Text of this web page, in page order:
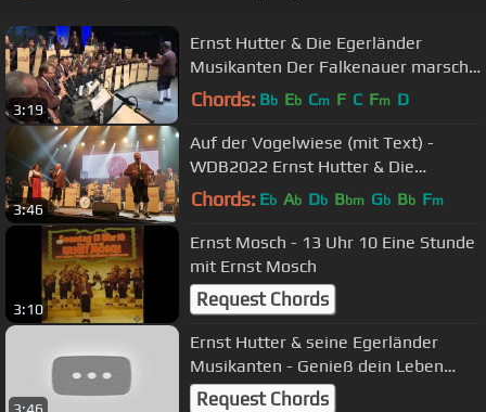
3:19
Ernst Hutter & Die Egerländer
Musikanten Der Falkenauer marsch
(8)
Chords: Bb Eb Cm F C Fm D
3:46
Auf der Vogelwiese (mit Text) -
WDB2022 Ernst Hutter & Die
Egerländer Musikanten
Chords: Eb Ab Db Bbm Gb Bb Fm
3:10
Ernst Mosch - 13 Uhr 10 Eine Stunde
mit Ernst Mosch
Request Chords
Ernst Hutter & seine Egerländer
Musikanten - Genieß dein Leben
jeden Tag
Request Chords